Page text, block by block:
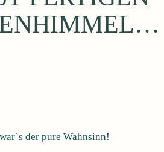
der pure Wahnsinn!